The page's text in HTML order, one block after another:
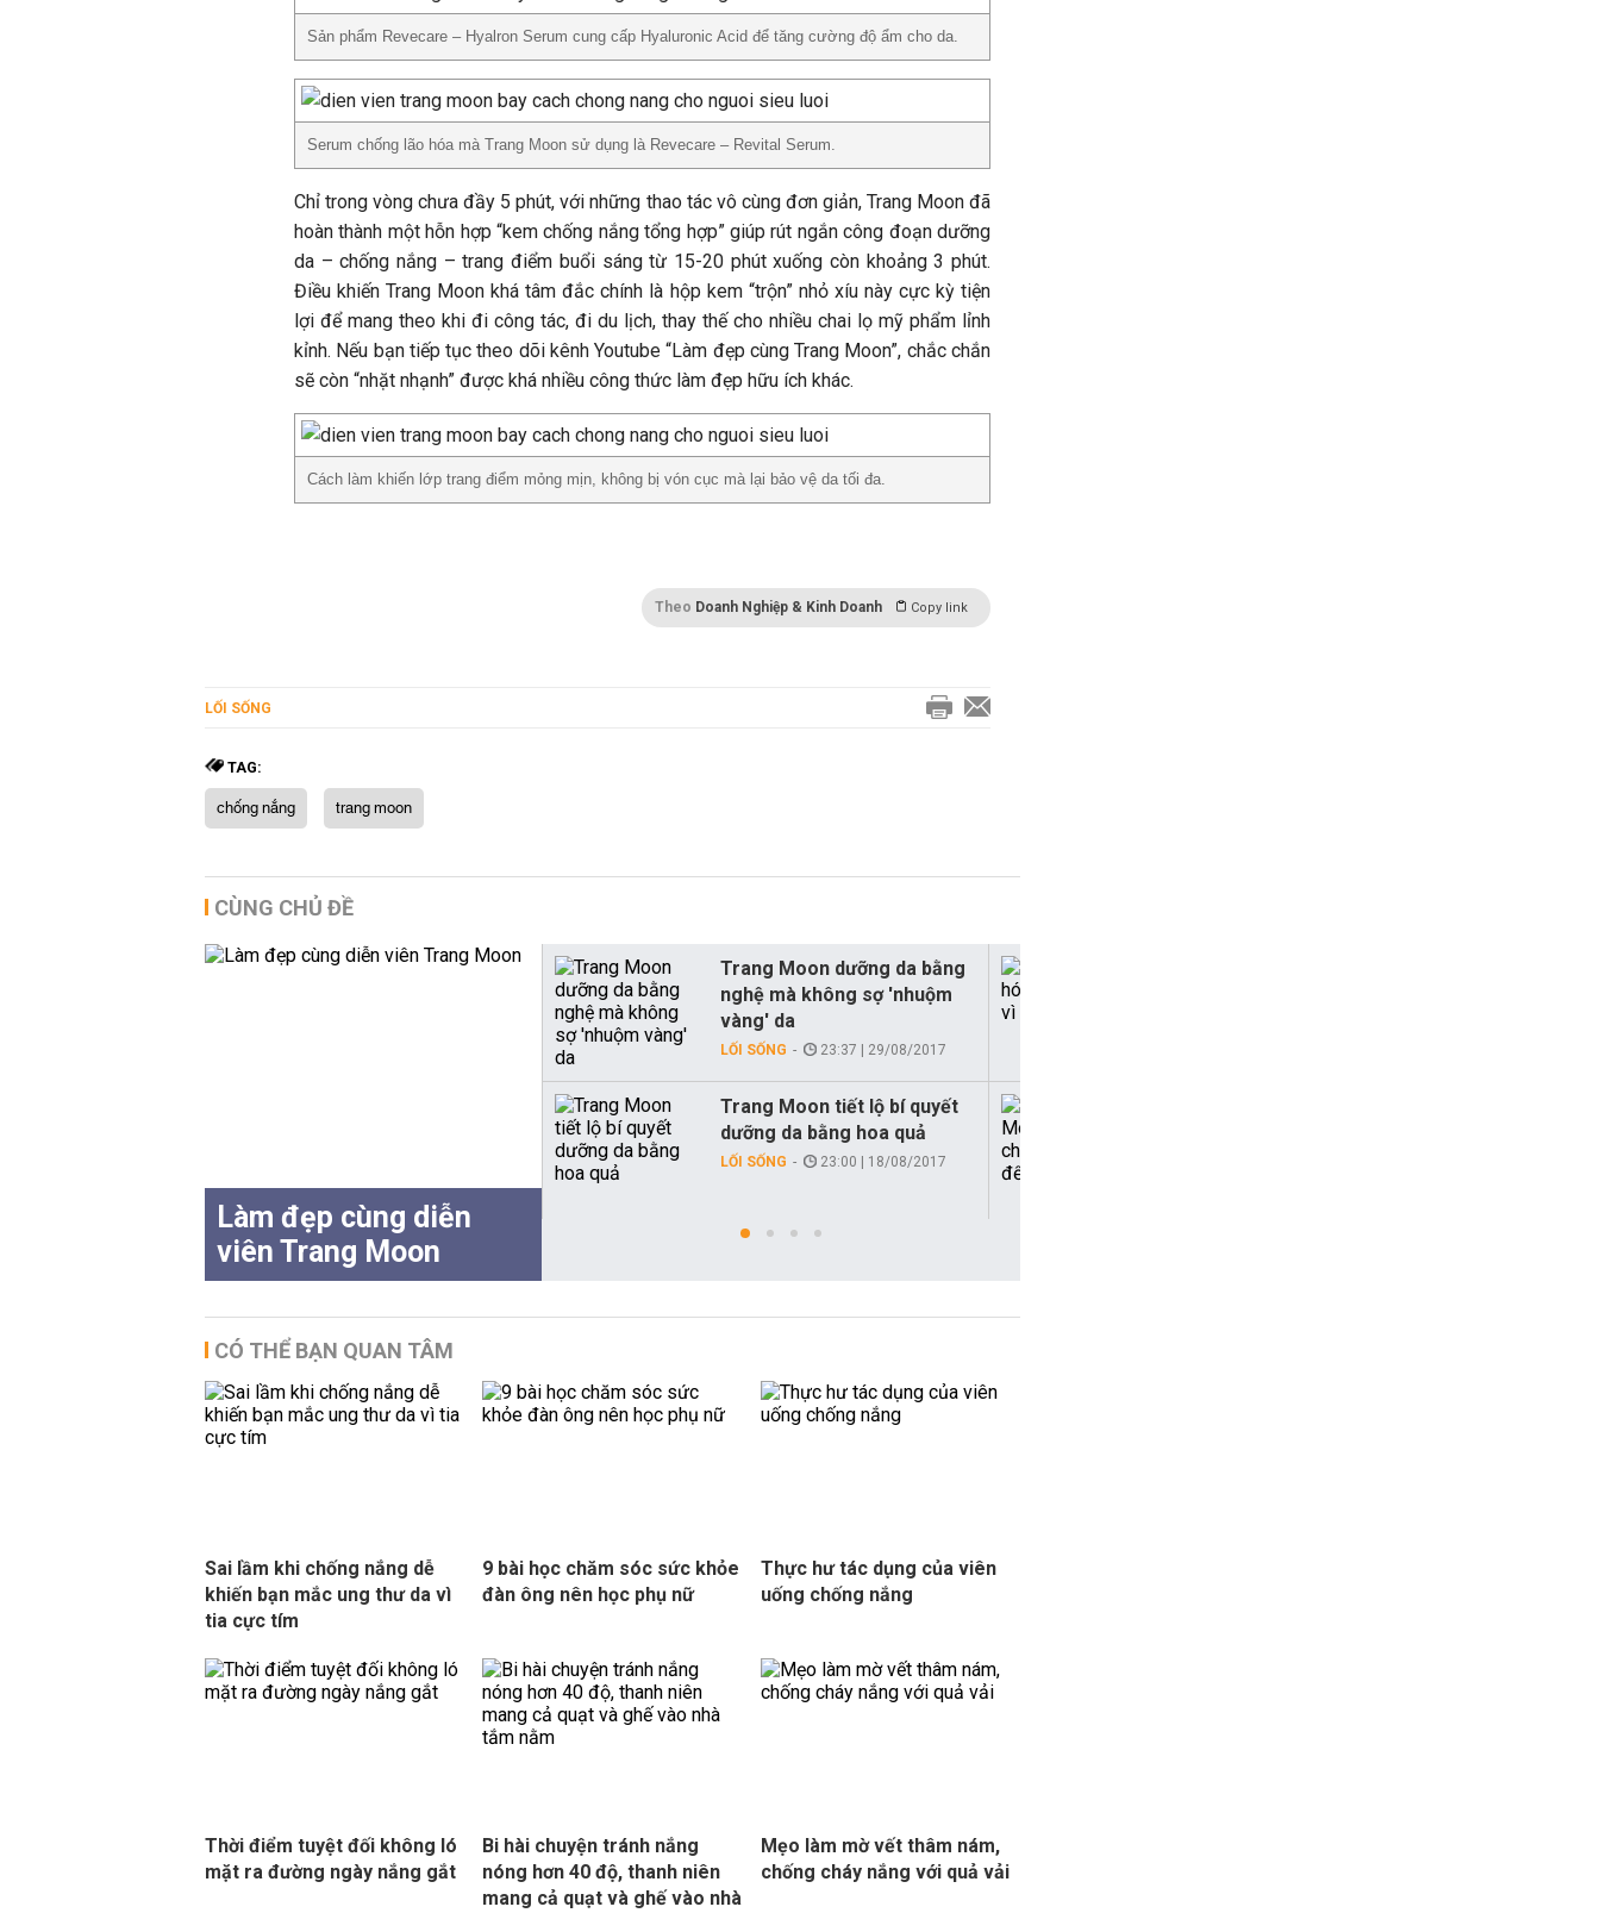
Sản phẩm Revecare – Hyalron Serum cung cấp Hyaluronic Acid để tăng cường độ ẩm cho da.
Serum chống lão hóa mà Trang Moon sử dụng là Revecare – Revital Serum.
Chỉ trong vòng chưa đầy 5 phút, với những thao tác vô cùng đơn giản, Trang Moon đã
hoàn thành một hỗn hợp “kem chống nắng tổng hợp” giúp rút ngắn công đoạn dưỡng
da – chống nắng – trang điểm buổi sáng từ 15-20 phút xuống còn khoảng 3 phút.
Điều khiến Trang Moon khá tâm đắc chính là hộp kem “trộn” nhỏ xíu này cực kỳ tiện
lợi để mang theo khi đi công tác, đi du lịch, thay thế cho nhiều chai lọ mỹ phẩm lỉnh
kỉnh. Nếu bạn tiếp tục theo dõi kênh Youtube “Làm đẹp cùng Trang Moon”, chắc chắn
sẽ còn “nhặt nhạnh” được khá nhiều công thức làm đẹp hữu ích khác.
Cách làm khiến lớp trang điểm mỏng mịn, không bị vón cục mà lại bảo vệ da tối đa.
Theo Doanh Nghiệp & Kinh Doanh Copy link
LỐI SỐNG
TAG:
chống nắng trang moon
CÙNG CHỦ ĐỀ
Làm đẹp cùng diễn
viên Trang Moon
Trang Moon dưỡng da bằng
nghệ mà không sợ 'nhuộm
vàng' da
LỐI SỐNG 23:37 | 29/08/2017
Trang Moon tiết lộ bí quyết
dưỡng da bằng hoa quả
LỐI SỐNG 23:00 | 18/08/2017
CÓ THỂ BẠN QUAN TÂM
Sai lầm khi chống nắng dễ
khiến bạn mắc ung thư da vì
tia cực tím
9 bài học chăm sóc sức khỏe
đàn ông nên học phụ nữ
Thực hư tác dụng của viên
uống chống nắng
Thời điểm tuyệt đối không ló
mặt ra đường ngày nắng gắt
Bi hài chuyện tránh nắng
nóng hơn 40 độ, thanh niên
mang cả quạt và ghế vào nhà
Mẹo làm mờ vết thâm nám,
chống cháy nắng với quả vải